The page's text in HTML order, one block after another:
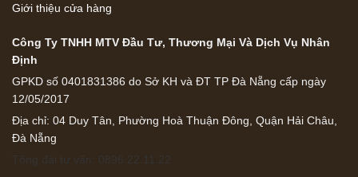
Giới thiệu cửa hàng
Công Ty TNHH MTV Đầu Tư, Thương Mại Và Dịch Vụ Nhân
Định
GPKD số 0401831386 do Sở KH và ĐT TP Đà Nẵng cấp ngày
12/05/2017
Địa chỉ: 04 Duy Tân, Phường Hoà Thuận Đông, Quận Hải Châu,
Đà Nẵng
Tổng đài tư vấn: 0896.22.11.22